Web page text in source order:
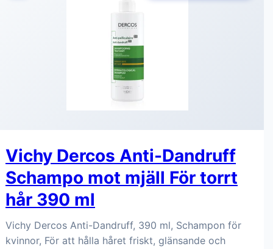
Vichy Dercos Anti-Dandruff
Schampo mot mjäll För torrt
hår 390 ml
Vichy Dercos Anti-Dandruff, 390 ml, Schampon för
kvinnor, För att hålla håret friskt, glänsande och